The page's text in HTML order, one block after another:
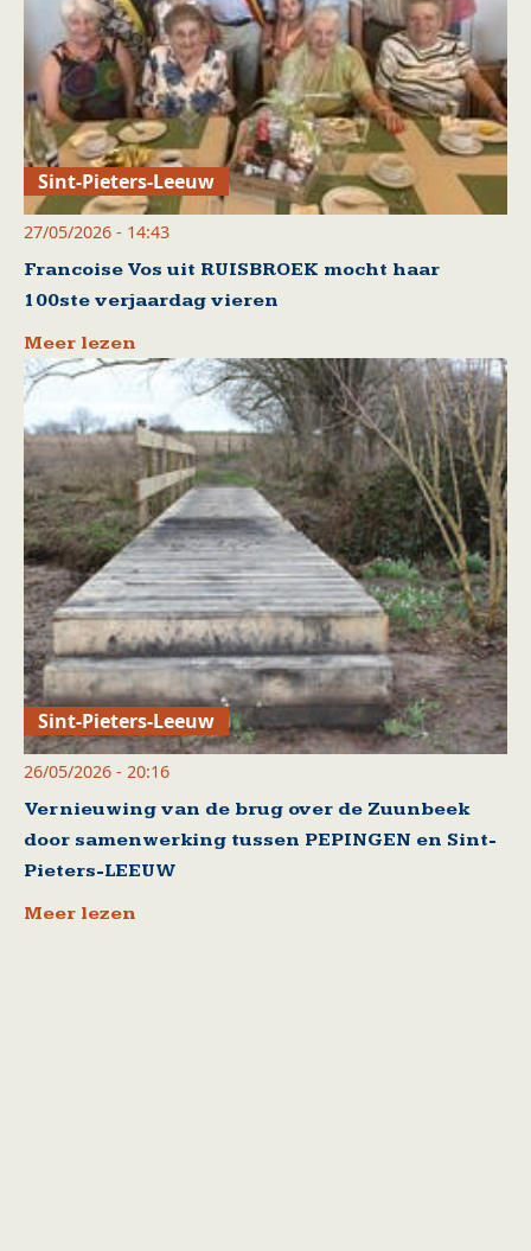
Sint-Pieters-Leeuw
27/05/2026 - 14:43
Francoise Vos uit RUISBROEK mocht haar
100ste verjaardag vieren
Meer lezen
Sint-Pieters-Leeuw
26/05/2026 - 20:16
Vernieuwing van de brug over de Zuunbeek
door samenwerking tussen PEPINGEN en Sint-
Pieters-LEEUW
Meer lezen